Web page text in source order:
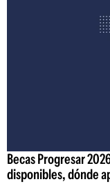
Becas Progresar
disponibles, dónde